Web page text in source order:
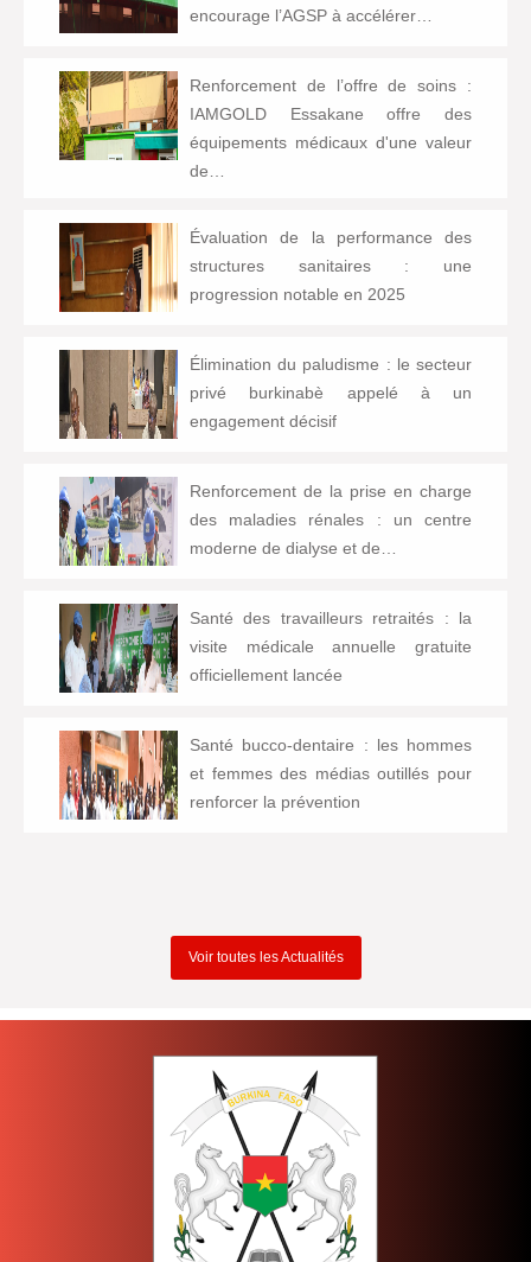
encourage l’AGSP à accélérer…
Renforcement de l’offre de soins :
IAMGOLD Essakane offre des
équipements médicaux d'une valeur
de…
Évaluation de la performance des
structures sanitaires : une
progression notable en 2025
Élimination du paludisme : le secteur
privé burkinabè appelé à un
engagement décisif
Renforcement de la prise en charge
des maladies rénales : un centre
moderne de dialyse et de…
Santé des travailleurs retraités : la
visite médicale annuelle gratuite
officiellement lancée
Santé bucco-dentaire : les hommes
et femmes des médias outillés pour
renforcer la prévention
Voir toutes les Actualités